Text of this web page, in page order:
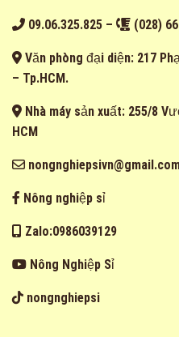
09.06.325.825 – (028)
Văn phòng đại diện: 217
– Tp.HCM.
Nhà máy sản xuất: 255/8
HCM
Nông nghiệp sỉ
Zalo:0986039129
Nông Nghiệp Sỉ
nongnghiepsi